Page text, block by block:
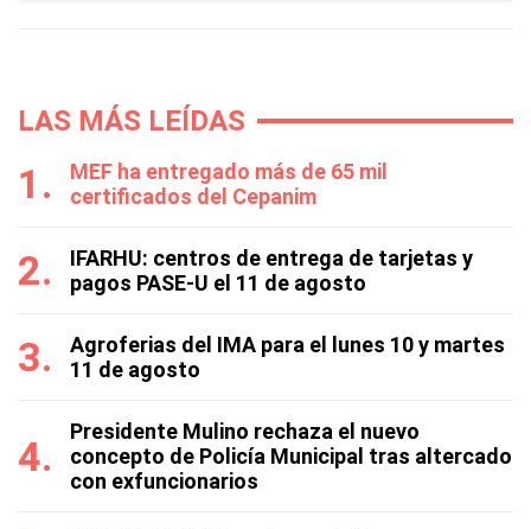
LAS MÁS LEÍDAS
MEF ha entregado más de 65 mil
certificados del Cepanim
IFARHU: centros de entrega de tarjetas y
pagos PASE-U el 11 de agosto
Agroferias del IMA para el lunes 10 y martes
11 de agosto
Presidente Mulino rechaza el nuevo
concepto de Policía Municipal tras altercado
con exfuncionarios